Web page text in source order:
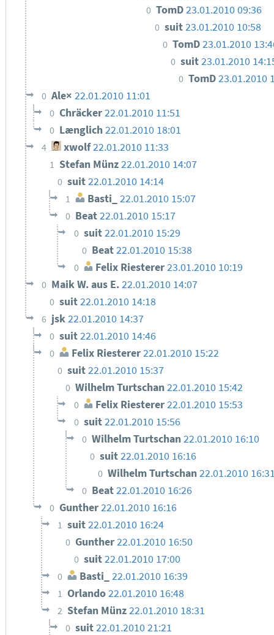
0 TomD23.01.2010 09:36
0 suit23.01.2010 10:58
0 TomD23.01.2010
0 suit23.01.2010
0 TomD23.01.2010
0 Ale× 22.01.2010 11:01
0 Chräcker22.01.2010 11:51
0 Længlich22.01.2010 18:01
4 xwolf22.01.2010 11:33
1 Stefan Münz22.01.2010 14:07
0 suit22.01.2010 14:14
1 Basti_ 22.01.2010 15:07
0 Beat22.01.2010 15:17
0 suit22.01.2010 15:29
0 Beat22.01.2010 15:38
0 Felix Riesterer23.01.2010 10:19
0 Maik W. aus E.22.01.2010 14:07
0 suit22.01.2010 14:18
6 jsk22.01.2010 14:37
0 suit22.01.2010 14:46
0 Felix Riesterer22.01.2010 15:22
0 suit22.01.2010 15:37
0 Wilhelm Turtschan22.01.2010 15:42
0 Felix Riesterer22.01.2010 15:53
0 suit22.01.2010 15:56
0 Wilhelm Turtschan22.01.2010 16:10
0 suit22.01.2010 16:16
0 Wilhelm Turtschan22.01.2010
0 Beat22.01.2010 16:26
0 Gunther22.01.2010 16:16
1 suit22.01.2010 16:24
0 Gunther22.01.2010 16:50
0 suit22.01.2010 17:00
0 Basti_ 22.01.2010 16:39
1 Orlando22.01.2010 16:48
2 Stefan Münz22.01.2010 18:31
0 suit22.01.2010 21:21